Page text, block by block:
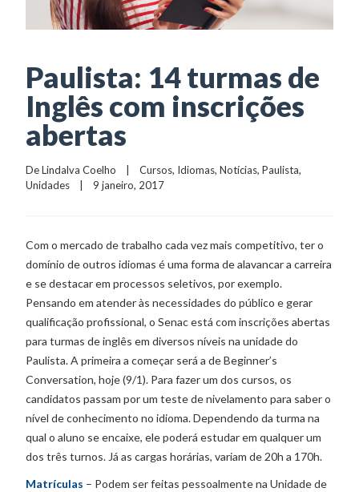
Paulista: 14 turmas de
Inglês com inscrições
abertas
De Lindalva Coelho
    |
Cursos, Idiomas, Notícias, Paulista
Unidades
    |    9 janeiro, 2017
Com o mercado de trabalho cada vez mais competitivo, ter o
domínio de outros idiomas é uma forma de alavancar a carreira
e se destacar em processos seletivos, por exemplo.
Pensando em atender às necessidades do público e gerar
qualificação profissional, o Senac está com inscrições abertas
para turmas de inglês em diversos níveis na unidade do
Paulista. A primeira a começar será a de Beginner’s
Conversation, hoje (9/1). Para fazer um dos cursos, os
candidatos passam por um teste de nivelamento para saber o
nível de conhecimento no idioma. Dependendo da turma na
qual o aluno se encaixe, ele poderá estudar em qualquer um
dos três turnos. Já as cargas horárias, variam de 20h a 170h.
Matrículas – Podem ser feitas pessoalmente na Unidade de